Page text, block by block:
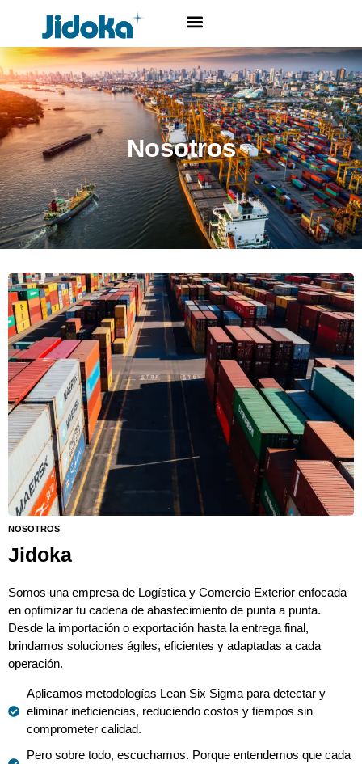
Nosotros
NOSOTROS
Jidoka
Somos una empresa de Logística y Comercio Exterior enfocada
en optimizar tu cadena de abastecimiento de punta a punta.
Desde la importación o exportación hasta la entrega final,
brindamos soluciones ágiles, eficientes y adaptadas a cada
operación.
Aplicamos metodologías Lean Six Sigma para detectar y
eliminar ineficiencias, reduciendo costos y tiempos sin
comprometer calidad.
Pero sobre todo, escuchamos. Porque entendemos que cada